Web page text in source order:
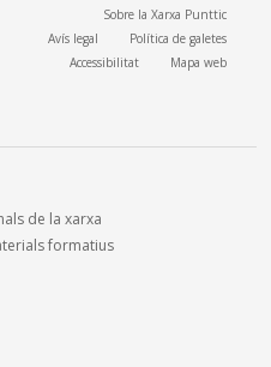
Sobre la Xarxa Punttic
Avís legal
Política de galetes
Accessibilitat
Mapa web
de la xarxa
formatius